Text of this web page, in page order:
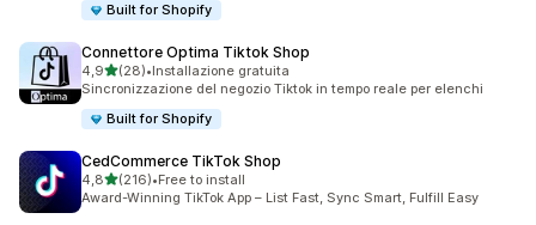
Built for Shopify
Connettore Optima Tiktok Shop
4,9stelle su 5
(28)
28 recensioni totali
•Installazione gratuita
Sincronizzazione del negozio Tiktok in tempo reale per elenchi
Built for Shopify
CedCommerce TikTok Shop
4,8stelle su 5
(216)
216 recensioni totali
•Free to install
Award-Winning TikTok App – List Fast, Sync Smart, Fulfill Easy